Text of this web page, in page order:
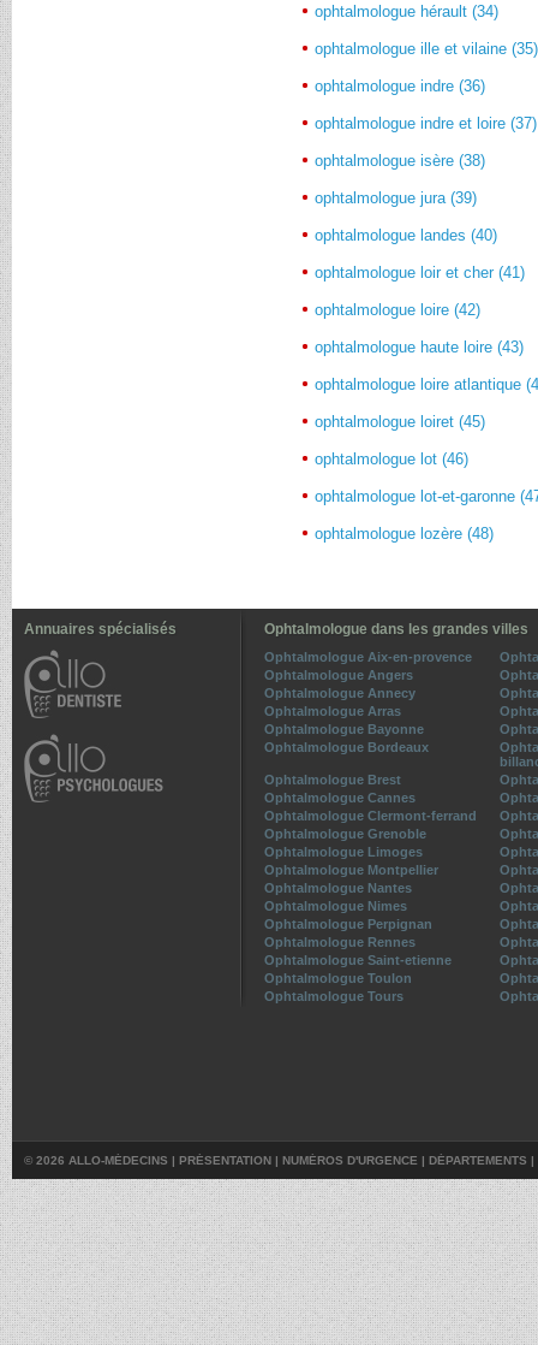
ophtalmologue hérault (34)
ophtalmologue ille et vilaine (35)
ophtalmologue indre (36)
ophtalmologue indre et loire (37)
ophtalmologue isère (38)
ophtalmologue jura (39)
ophtalmologue landes (40)
ophtalmologue loir et cher (41)
ophtalmologue loire (42)
ophtalmologue haute loire (43)
ophtalmologue loire atlantique
ophtalmologue loiret (45)
ophtalmologue lot (46)
ophtalmologue lot-et-garonne
ophtalmologue lozère (48)
Annuaires spécialisés Ophtalmologue dans les grandes villes
Ophtalmologue Aix-en-provence
Ophtalmologue Angers
Ophtalmologue Annecy
Ophtalmologue Arras
Ophtalmologue Bayonne
Ophtalmologue Bordeaux
Ophtalmologue Brest
Ophtalmologue Cannes
Ophtalmologue Clermont-ferrand
Ophtalmologue Grenoble
Ophtalmologue Limoges
Ophtalmologue Montpellier
Ophtalmologue Nantes
Ophtalmologue Nimes
Ophtalmologue Perpignan
Ophtalmologue Rennes
Ophtalmologue Saint-etienne
Ophtalmologue Toulon
Ophtalmologue Tours
© 2026 ALLO-MÉDECINS | PRÉSENTATION | NUMÉROS D'URGENCE | DÉPARTEMENTS |